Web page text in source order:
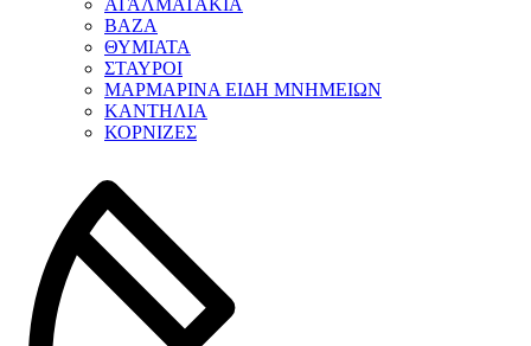
ΑΓΑΛΜΑΤΑΚΙΑ
ΒΑΖΑ
ΘΥΜΙΑΤΑ
ΣΤΑΥΡΟΙ
ΜΑΡΜΑΡΙΝΑ ΕΙΔΗ ΜΝΗΜΕΙΩΝ
ΚΑΝΤΗΛΙΑ
ΚΟΡΝΙΖΕΣ